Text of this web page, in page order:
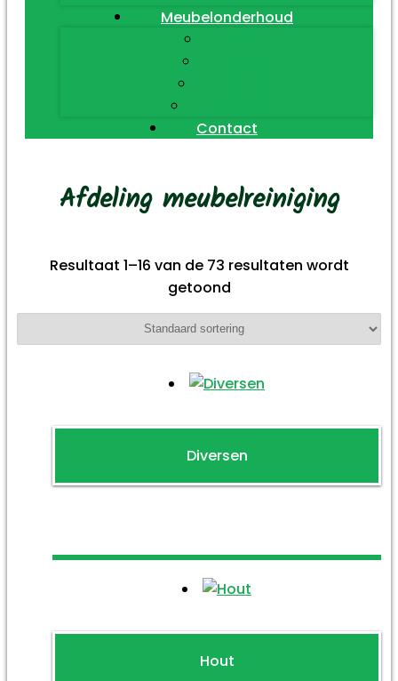
Meubelonderhoud
Contact
Afdeling meubelreiniging
Resultaat 1–16 van de 73 resultaten wordt
getoond
Diversen
Hout